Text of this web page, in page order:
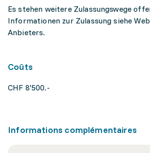
Es stehen weitere Zulassungswege
Informationen zur Zulassung siehe
Anbieters.
Coûts
CHF 8'500.-
Informations complémentaires